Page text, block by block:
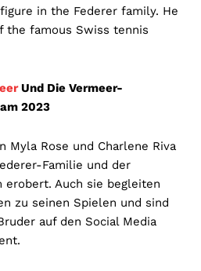
in the Federer family. He
the famous Swiss tennis
Und Die Vermeer-
2023
Myla Rose und Charlene Riva
Familie und der
Auch sie begleiten
zu seinen Spielen und sind
auf den Social Media